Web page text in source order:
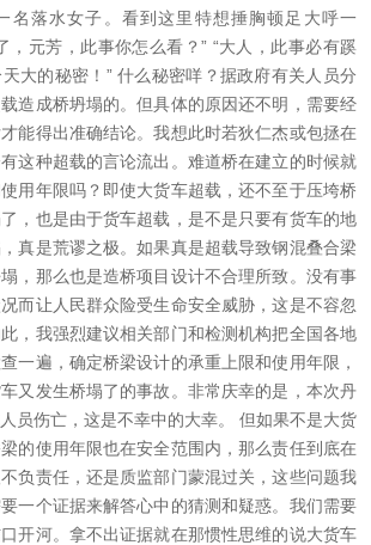
名落水女子。看到这里特想捶胸顿足大呼一
，元芳，此事你怎么看？” “大人，此事必有蹊
大的秘密！” 什么秘密咩？据政府有关人员分
造成桥坍塌的。但具体的原因还不明，需要经
能得出准确结论。我想此时若狄仁杰或包拯在
这种超载的言论流出。难道桥在建立的时候就
用年限吗？即使大货车超载，还不至于压垮桥
，也是由于货车超载，是不是只要有货车的地
真是荒谬之极。如果真是超载导致钢混叠合梁
，那么也是造桥项目设计不合理所致。没有事
而让人民群众险受生命安全威胁，这是不容忽
，我强烈建议相关部门和检测机构把全国各地
一遍，确定桥梁设计的承重上限和使用年限，
又发生桥塌了的事故。非常庆幸的是，本次丹
员伤亡，这是不幸中的大幸。 但如果不是大货
的使用年限也在安全范围内，那么责任到底在
负责任，还是质监部门蒙混过关，这些问题我
一个证据来解答心中的猜测和疑惑。我们需要
开河。拿不出证据就在那惯性思维的说大货车